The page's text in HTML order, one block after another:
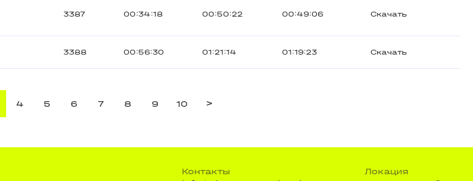
3387 00:34:18 00:50:22 00:49:06 Скачать
3388 00:56:30 01:21:14 01:19:23 Скачать
4 5 6 7 8 9 10 >
Контакты
Локация